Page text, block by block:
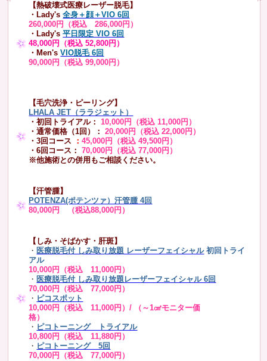
【熱破壊式医療レーザー脱毛】
・Lady's 全身＋顔＋VIO 6回
260,000円（税込 286,000円）
・Lady's平日限定 VIO 6回
48,000円（税込 52,800円）
・Men's VIO脱毛 6回
90,000円（税込 99,000円）
【毛穴洗浄・ピーリング】
LHALA JET（ララジェット）
・初回トライアル：10,000円（税込 11,000円）
・通常価格（1回）：
20,000円（税込 22,000円）
・3回コース ：45,000円（税込 49,500円）
・6回コース：
70,000円（税込 77,000円）
※他施術との併用もご相談ください。
【汗管腫】
POTENZA(ポテンツァ）汗管腫 4回
80,000円 （税込88,000円）
【しみ・そばかす・肝斑】
・ 医療脱毛付 しみ取り放題 レーザーフェイシャル 初回トライ
アル
10,000円（税込 11,000円）
・ 医療脱毛付 しみ取り放題レーザーフェイシャル 6回
70,000円（税込 77,000円）
・ ピコスポット
10,000円（税込 11,000円）/ （～1㎠モニター価
格）
・ ピコトーニング トライアル
10,800円（税込 11,880円）
・ ピコトーニング 5回
70,000円（税込 77,000円）